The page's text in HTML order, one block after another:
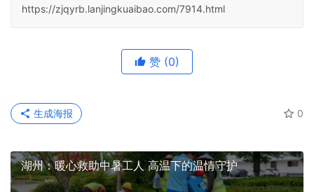
https://zjqyrb.lanjingkuaibao.com/7914.html
赞 (0)
0
生成海报
湖州：暖心救助中暑工人 高温下的温情守护